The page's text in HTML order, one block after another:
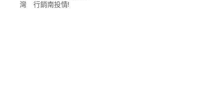
灣 行銷南投情!